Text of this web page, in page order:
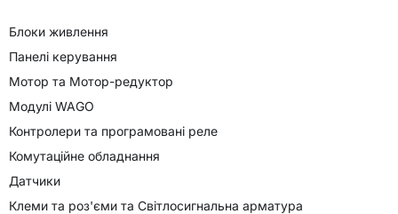
Блоки живлення
Панелі керування
Мотор та Мотор-редуктор
Модулі WAGO
Контролери та програмовані реле
Комутаційне обладнання
Датчики
Клеми та роз'єми та Світлосигнальна арматура